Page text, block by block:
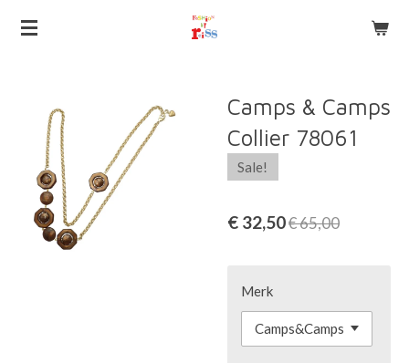
Ga
hoofdinhoud
Camps & Camps
Collier 78061
Sale!
€ 32,50€ 65,00
Merk